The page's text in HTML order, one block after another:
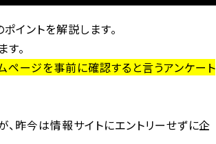
イントを解説します。
。
ージを事前に確認すると言うアンケート
、昨今は情報サイトにエントリーせずに企